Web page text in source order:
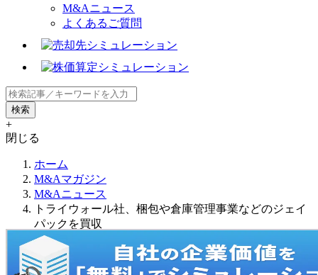
M&Aニュース
よくあるご質問
+
閉じる
ホーム
M&Aマガジン
M&Aニュース
トライウォール社、梱包や倉庫管理事業などのジェイ
パックを買収